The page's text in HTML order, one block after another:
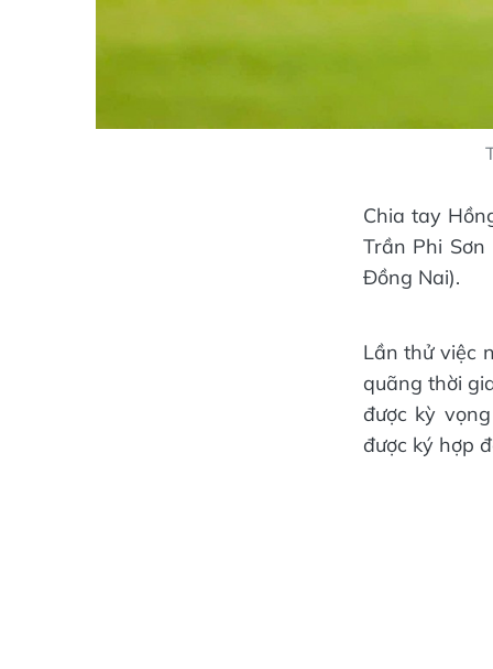
Chia tay
Trần Phi
Đồng Nai).
Lần thử việc
quãng thời
được kỳ
được ký hợp